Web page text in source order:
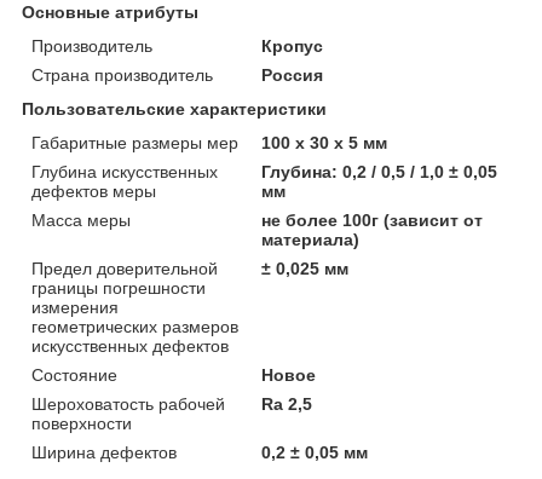
Основные атрибуты
Производитель
Кропус
Страна производитель
Россия
Пользовательские характеристики
Габаритные размеры мер
100 х 30 х 5 мм
Глубина искусственных
дефектов меры
Глубина: 0,2 / 0,5 / 1,0 ± 0,05
мм
Масса меры
не более 100г (зависит от
материала)
Предел доверительной
границы погрешности
измерения
геометрических размеров
искусственных дефектов
± 0,025 мм
Состояние
Новое
Шероховатость рабочей
поверхности
Ra 2,5
Ширина дефектов 0,2 ± 0,05 мм